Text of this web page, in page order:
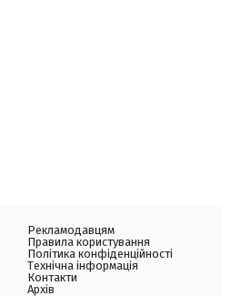
Рекламодавцям
Правила користування
Політика конфіденційності
Технічна інформація
Контакти
Архів